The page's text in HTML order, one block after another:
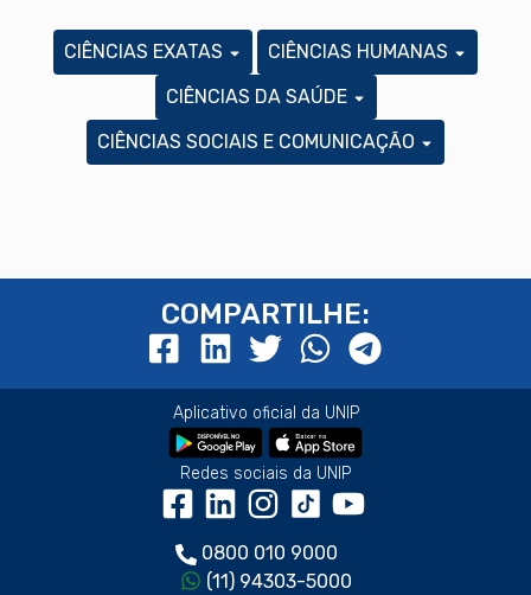
CIÊNCIAS EXATAS
CIÊNCIAS HUMANAS
CIÊNCIAS DA SAÚDE
CIÊNCIAS SOCIAIS E COMUNICAÇÃO
COMPARTILHE:
Aplicativo oficial da UNIP
Redes sociais da UNIP
0800 010 9000
(11) 94303-5000